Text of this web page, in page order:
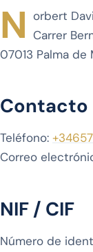
N orbert
Carrer
07013 Palma de
Contacto
Teléfono:
Correo
NIF / CIF
Número de